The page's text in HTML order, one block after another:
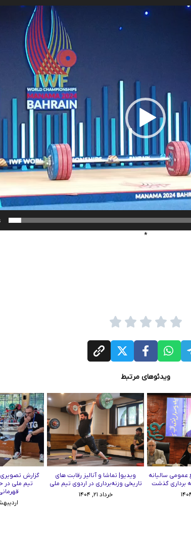
نمایشگر
*
ویدئوهای مرتبط
عمومی سالیانه
ویدیو| تماشا و آنالیز رقابت ‌های
تاریخی وزنه‌برداری در اردوی تیم ملی
خرداد ۲۱, ۱۴۰۴
گزارش تصویری
تیم ملی در
قهرمانی
اردیبهشت